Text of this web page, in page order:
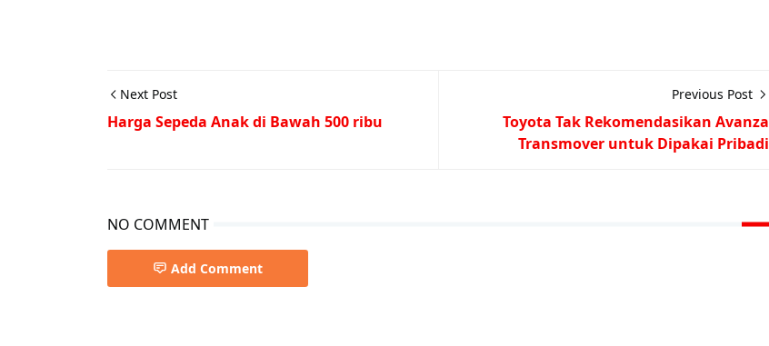
Next Post
Harga Sepeda Anak di Bawah 500 ribu
Previous Post
Toyota Tak Rekomendasikan Avanza
Transmover untuk Dipakai Pribadi
NO COMMENT
Add Comment